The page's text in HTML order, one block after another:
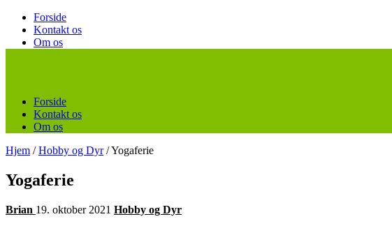
Forside
Kontakt os
Om os
Forside
Kontakt os
Om os
Hjem / Hobby og Dyr /Yogaferie
Yogaferie
Brian 19. oktober 2021 Hobby og Dyr